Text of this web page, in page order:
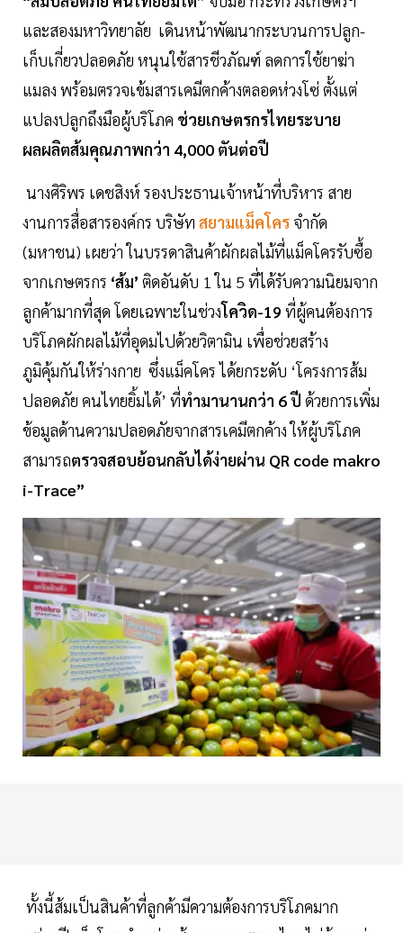
และสองมหาวิทยาลัย เดินหน้าพัฒนากระบวนการปลูก-
เก็บเกี่ยวปลอดภัย หนุนใช้สารชีวภัณฑ์ ลดการใช้ยาฆ่า
แมลง พร้อมตรวจเข้มสารเคมีตกค้างตลอดห่วงโซ่ ตั้งแต่
แปลงปลูกถึงมือผู้บริโภค ช่วยเกษตรกรไทยระบาย
ผลผลิตส้มคุณภาพกว่า 4,000 ตันต่อปี
นางศิริพร เดชสิงห์ รองประธานเจ้าหน้าที่บริหาร สาย
งานการสื่อสารองค์กร บริษัท สยามแม็คโคร จำกัด
(มหาชน) เผยว่า ในบรรดาสินค้าผักผลไม้ที่แม็คโครรับซื้อ
จากเกษตรกร ‘ส้ม’ ติดอันดับ 1 ใน 5 ที่ได้รับความนิยมจาก
ลูกค้ามากที่สุด โดยเฉพาะในช่วงโควิด-19 ที่ผู้คนต้องการ
บริโภคผักผลไม้ที่อุดมไปด้วยวิตามิน เพื่อช่วยสร้าง
ภูมิคุ้มกันให้ร่างกาย ซึ่งแม็คโคร ได้ยกระดับ ‘โครงการส้ม
ปลอดภัย คนไทยยิ้มได้’ ที่ทำมานานกว่า 6 ปี ด้วยการเพิ่ม
ข้อมูลด้านความปลอดภัยจากสารเคมีตกค้าง ให้ผู้บริโภค
สามารถตรวจสอบย้อนกลับได้ง่ายผ่าน QR code makro
i-Trace”
ทั้งนี้ส้มเป็นสินค้าที่ลูกค้ามีความต้องการบริโภคมาก